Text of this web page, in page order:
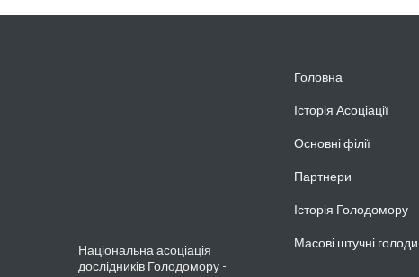
Національна асоціація
дослідників Голодомору -
Головна
Історія Асоціації
Основні філії
Партнери
Історія Голодомору
Масові штучні голоди